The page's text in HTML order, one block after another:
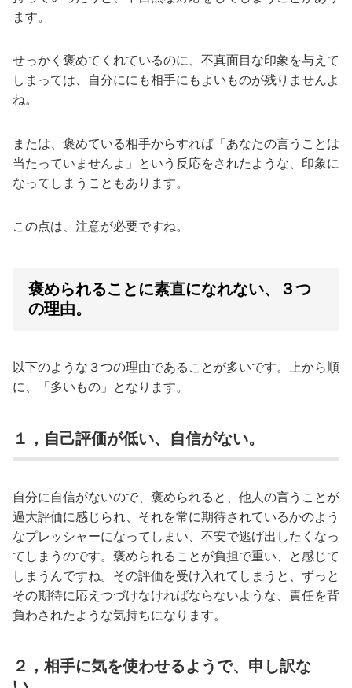
ます。
せっかく褒めてくれているのに、不真面目な印象を与えて
しまっては、自分ににも相手にもよいものが残りませんよ
ね。
または、褒めている相手からすれば「あなたの言うことは
当たっていませんよ」という反応をされたような、印象に
なってしまうこともあります。
この点は、注意が必要ですね。
褒められることに素直になれない、３つ
の理由。
以下のような３つの理由であることが多いです。上から順
に、「多いもの」となります。
１，自己評価が低い、自信がない。
自分に自信がないので、褒められると、他人の言うことが
過大評価に感じられ、それを常に期待されているかのよう
なプレッシャーになってしまい、不安で逃げ出したくなっ
てしまうのです。褒められることが負担で重い、と感じて
しまうんですね。その評価を受け入れてしまうと、ずっと
その期待に応えつづけなければならないような、責任を背
負わされたような気持ちになります。
２，相手に気を使わせるようで、申し訳な